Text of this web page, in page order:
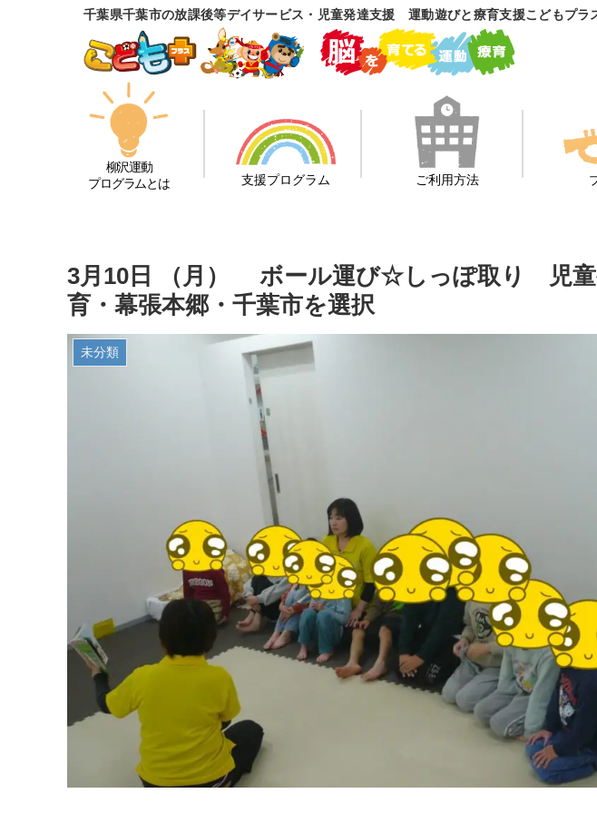
千葉県千葉市の放課後等デイサービス・児童発達支援 運動遊びと療育支援こどもプラ
柳沢運動
プログラムとは
支援プログラム ご利用方法
3月10日 （月） ボール運び☆しっぽ取り 児童
育・幕張本郷・千葉市を選択
未分類